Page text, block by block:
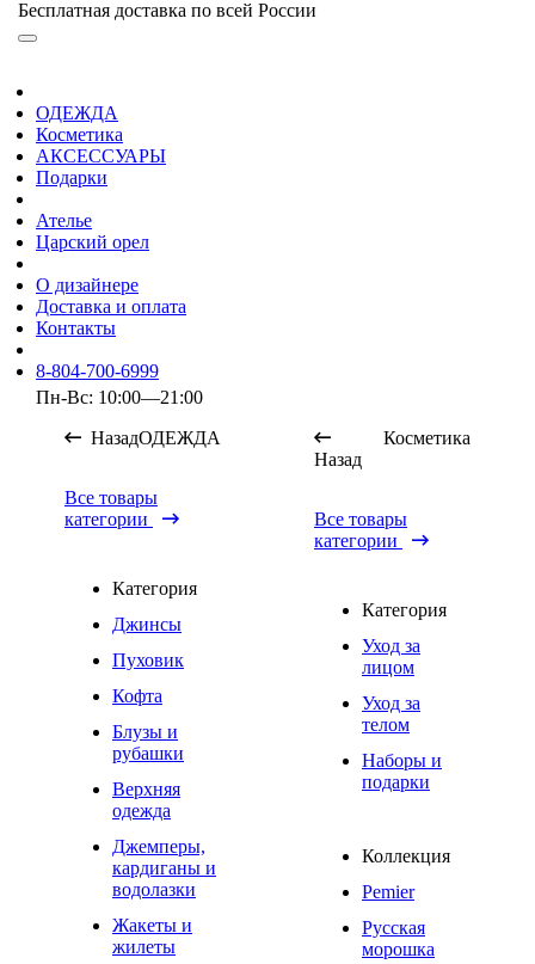
Бесплатная доставка по всей России
ОДЕЖДА
Косметика
АКСЕССУАРЫ
Подарки
Ателье
Царский орел
О дизайнере
Доставка и оплата
Контакты
8-804-700-6999
Пн-Вс: 10:00—21:00
НазадОДЕЖДА
Все товары
категории
Категория
Джинсы
Пуховик
Кофта
Блузы и
рубашки
Верхняя
одежда
Джемперы,
кардиганы и
водолазки
Жакеты и
жилеты
Назад
Косметика
Все товары
категории
Категория
Уход за
лицом
Уход за
телом
Наборы и
подарки
Коллекция
Pemier
Русская
морошка